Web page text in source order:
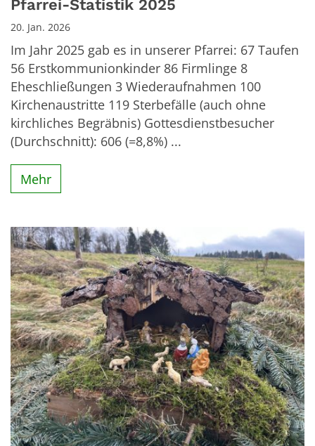
Pfarrei-Statistik 2025
20. Jan. 2026
Im Jahr 2025 gab es in unserer Pfarrei: 67 Taufen
56 Erstkommunionkinder 86 Firmlinge 8
Eheschließungen 3 Wiederaufnahmen 100
Kirchenaustritte 119 Sterbefälle (auch ohne
kirchliches Begräbnis) Gottesdienstbesucher
(Durchschnitt): 606 (=8,8%) ...
Mehr